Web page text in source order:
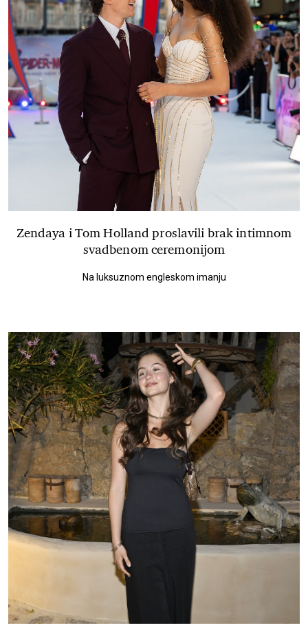
Zendaya i Tom Holland proslavili brak intimnom
svadbenom ceremonijom
Na luksuznom engleskom imanju